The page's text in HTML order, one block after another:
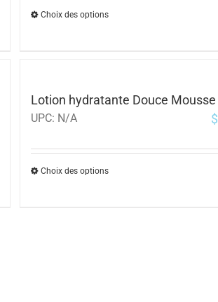
Choix des options
Lotion hydratante Douce Mousse
UPC: N/A $
Choix des options